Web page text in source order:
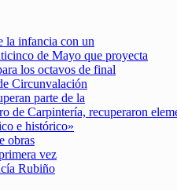
la infancia con un
de Mayo que proyecta
los octavos de final
Circunvalación
parte de la
de Carpintería, recuperaron
e histórico»
obras
vez
Rubiño